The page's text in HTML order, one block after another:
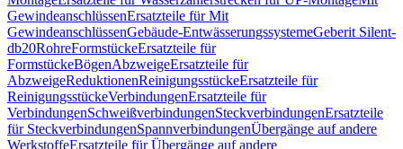
GewindeanschlüssenErsatzteile für Mit
GewindeanschlüssenGebäude-EntwässerungssystemeGeberit Silent-
db20RohreFormstückeErsatzteile für
FormstückeBögenAbzweigeErsatzteile für
AbzweigeReduktionenReinigungsstückeErsatzteile für
ReinigungsstückeVerbindungenErsatzteile für
VerbindungenSchweißverbindungenSteckverbindungenErsatzteile
für SteckverbindungenSpannverbindungenÜbergänge auf andere
WerkstoffeErsatzteile für Übergänge auf andere